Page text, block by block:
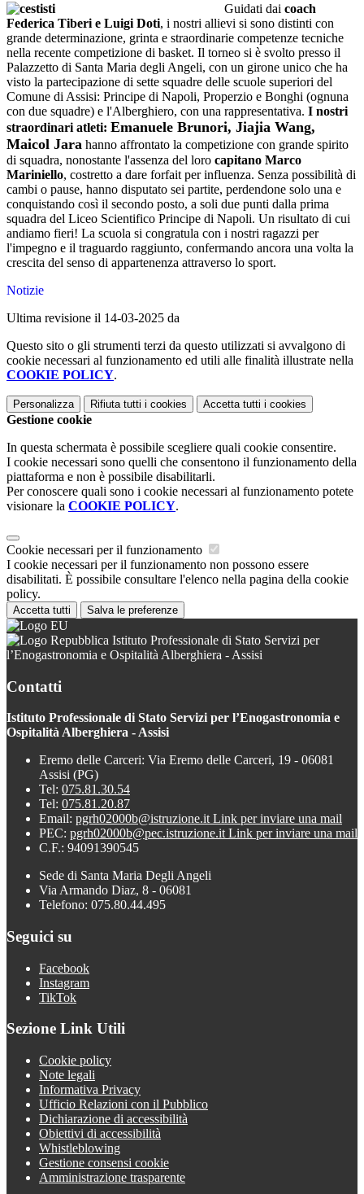
Guidati dai coach
Federica Tiberi e Luigi Doti, i nostri allievi si sono distinti con
grande determinazione, grinta e straordinarie competenze tecniche
nella recente competizione di basket. Il torneo si è svolto presso il
Palazzetto di Santa Maria degli Angeli, con un girone unico che ha
visto la partecipazione di sette squadre delle scuole superiori del
Comune di Assisi: Principe di Napoli, Properzio e Bonghi (ognuna
con due squadre) e l'Alberghiero, con una rappresentativa. I nostri
straordinari atleti: Emanuele Brunori, Jiajia Wang,
Maicol Jara hanno affrontato la competizione con grande spirito
di squadra, nonostante l'assenza del loro capitano Marco
Mariniello, costretto a dare forfait per influenza. Senza possibilità di
cambi o pause, hanno disputato sei partite, perdendone solo una e
conquistando così il secondo posto, a soli due punti dalla prima
squadra del Liceo Scientifico Principe di Napoli. Un risultato di cui
andiamo fieri! La scuola si congratula con i nostri ragazzi per
l'impegno e il traguardo raggiunto, confermando ancora una volta la
crescita del senso di appartenenza attraverso lo sport.
Notizie
Ultima revisione il 14-03-2025 da
Questo sito o gli strumenti terzi da questo utilizzati si avvalgono di
cookie necessari al funzionamento ed utili alle finalità illustrate nella
COOKIE POLICY.
Personalizza Rifiuta tutti i cookies Accetta tutti i cookies
Gestione cookie
In questa schermata è possibile scegliere quali cookie consentire.
I cookie necessari sono quelli che consentono il funzionamento della
piattaforma e non è possibile disabilitarli.
Per conoscere quali sono i cookie necessari al funzionamento potete
visionare la COOKIE POLICY.
Cookie necessari per il funzionamento
I cookie necessari per il funzionamento non possono essere
disabilitati. È possibile consultare l'elenco nella pagina della cookie
policy.
Accetta tutti Salva le preferenze
Istituto Professionale di Stato Servizi per
l’Enogastronomia e Ospitalità Alberghiera - Assisi
Contatti
Istituto Professionale di Stato Servizi per l’Enogastronomia e
Ospitalità Alberghiera - Assisi
Eremo delle Carceri: Via Eremo delle Carceri, 19 - 06081
Assisi (PG)
Tel: 075.81.30.54
Tel: 075.81.20.87
Email: pgrh02000b@istruzione.it Link per inviare una mail
PEC: pgrh02000b@pec.istruzione.it Link per inviare una mail
C.F.: 94091390545
Sede di Santa Maria Degli Angeli
Via Armando Diaz, 8 - 06081
Telefono: 075.80.44.495
Seguici su
Facebook
Instagram
TikTok
Sezione Link Utili
Cookie policy
Note legali
Informativa Privacy
Ufficio Relazioni con il Pubblico
Dichiarazione di accessibilità
Obiettivi di accessibilità
Whistleblowing
Gestione consensi cookie
Amministrazione trasparente